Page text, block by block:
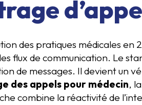
des pratiques médicales
flux de communication. Le
de messages. Il devient un
des appels pour médecin,
combine la réactivité de